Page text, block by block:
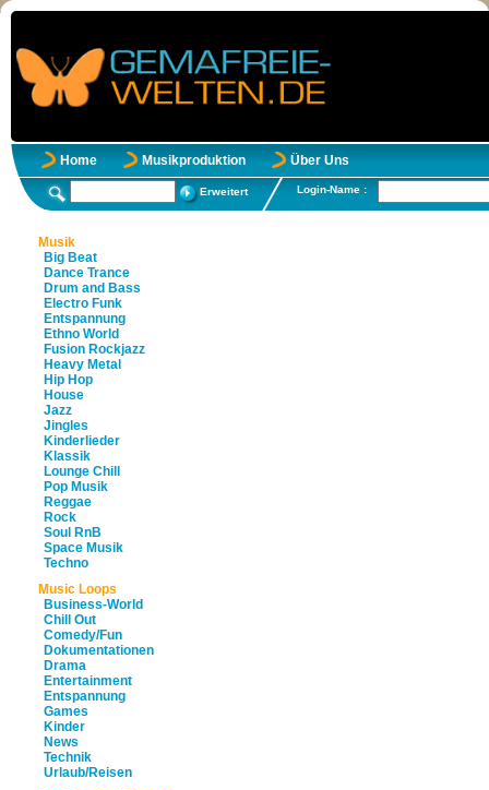
Home Musikproduktion Über Uns
Erweitert Login-Name :
Musik
Big Beat
Dance Trance
Drum and Bass
Electro Funk
Entspannung
Ethno World
Fusion Rockjazz
Heavy Metal
Hip Hop
House
Jazz
Jingles
Kinderlieder
Klassik
Lounge Chill
Pop Musik
Reggae
Rock
Soul RnB
Space Musik
Techno
Music Loops
Business-World
Chill Out
Comedy/Fun
Dokumentationen
Drama
Entertainment
Entspannung
Games
Kinder
News
Technik
Urlaub/Reisen